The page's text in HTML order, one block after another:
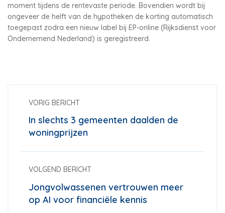
moment tijdens de rentevaste periode. Bovendien wordt bij
ongeveer de helft van de hypotheken de korting automatisch
toegepast zodra een nieuw label bij EP-online (Rijksdienst voor
Ondernemend Nederland) is geregistreerd.
VORIG BERICHT
In slechts 3 gemeenten daalden de
woningprijzen
VOLGEND BERICHT
Jongvolwassenen vertrouwen meer
op AI voor financiële kennis